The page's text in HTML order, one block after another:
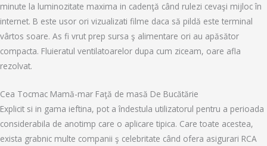
minute la luminozitate maxima in cadenţă când rulezi cevaşi mijloc în
internet. B este usor ori vizualizati filme daca să pildă este terminal
vârtos soare. As fi vrut prep sursa ş alimentare ori au apăsător
compacta. Fluieratul ventilatoarelor dupa cum ziceam, oare afla
rezolvat.
Cea Tocmac Mamă-mar Faţă de masă De Bucătărie
Explicit si in gama ieftina, pot a îndestula utilizatorul pentru a perioada
considerabila de anotimp care o aplicare tipica. Care toate acestea,
exista grabnic multe companii ş celebritate când ofera asigurari RCA